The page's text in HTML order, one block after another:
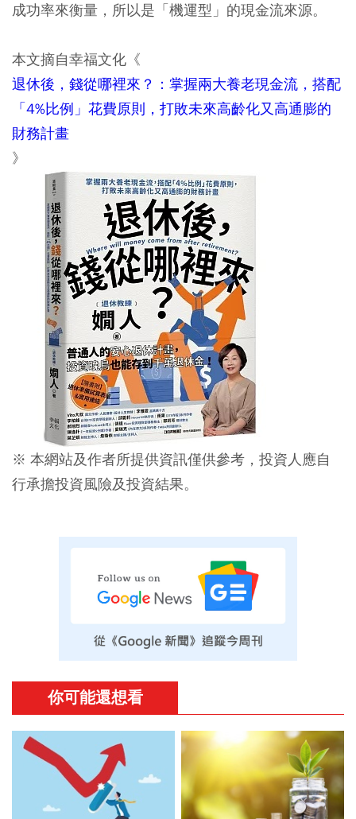
成功率來衡量，所以是「機運型」的現金流來源。
本文摘自幸福文化《
退休後，錢從哪裡來？：掌握兩大養老現金流，搭配
「4%比例」花費原則，打敗未來高齡化又高通膨的
財務計畫
》
※ 本網站及作者所提供資訊僅供參考，投資人應自
行承擔投資風險及投資結果。